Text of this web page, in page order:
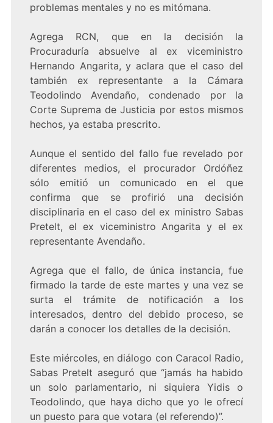
problemas mentales y no es mitómana.
Agrega RCN, que en la decisión la
Procuraduría absuelve al ex viceministro
Hernando Angarita, y aclara que el caso del
también ex representante a la Cámara
Teodolindo Avendaño, condenado por la
Corte Suprema de Justicia por estos mismos
hechos, ya estaba prescrito.
Aunque el sentido del fallo fue revelado por
diferentes medios, el procurador Ordóñez
sólo emitió un comunicado en el que
confirma que se profirió una decisión
disciplinaria en el caso del ex ministro Sabas
Pretelt, el ex viceministro Angarita y el ex
representante Avendaño.
Agrega que el fallo, de única instancia, fue
firmado la tarde de este martes y una vez se
surta el trámite de notificación a los
interesados, dentro del debido proceso, se
darán a conocer los detalles de la decisión.
Este miércoles, en diálogo con Caracol Radio,
Sabas Pretelt aseguró que “jamás ha habido
un solo parlamentario, ni siquiera Yidis o
Teodolindo, que haya dicho que yo le ofrecí
un puesto para que votara (el referendo)”.